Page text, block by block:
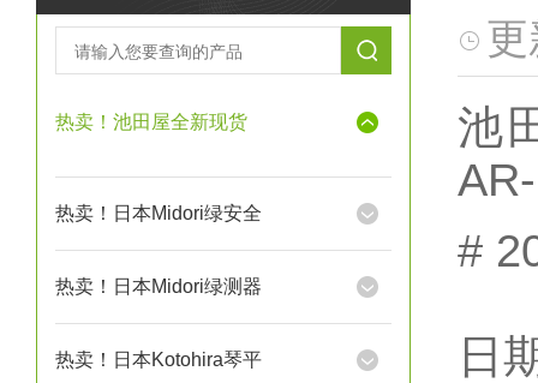
热卖！池田屋全新现货
热卖！日本Midori绿安全
热卖！日本Midori绿测器
热卖！日本Kotohira琴平
池
#
日